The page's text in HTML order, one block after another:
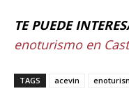
TE PUEDE
enoturismo en
TAGS acevin